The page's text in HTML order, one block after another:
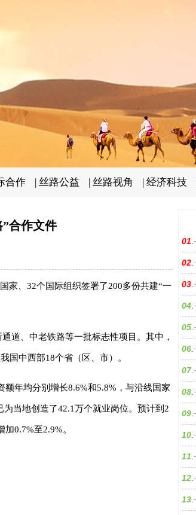
合作 | 丝路公益 | 丝路视角 | 经济科技
合作文件
家、32个国际组织签署了200多份共建“一
道、中老铁路等一批标志性项目。其中，
国中西部18个省（区、市）。
年均分别增长8.6%和5.8%，与沿线国家
当地创造了42.1万个就业岗位。预计到2
0.7%至2.9%。
01.·
02.·
03.·
04.·
05.·
06.·
07.·
08.·
09.·
10.·
11.·
12.·
13.·